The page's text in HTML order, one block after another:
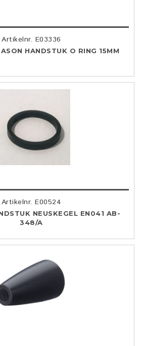
Artikelnr. E03336
HANDSTUK O RING 15MM
Artikelnr. E00524
NEUSKEGEL EN041 AB-
348/A